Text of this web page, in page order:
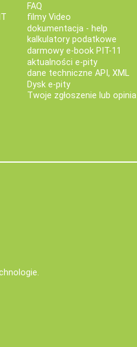
FAQ
filmy Video
dokumentacja - help
kalkulatory podatkowe
darmowy e-book PIT-11
aktualności e-pity
dane techniczne API, XML
Dysk e-pity
Twoje zgłoszenie lub opinia
.